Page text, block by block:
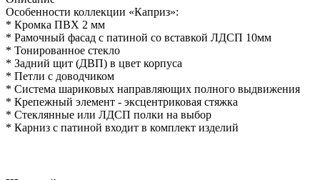
Особенности коллекции «Каприз»:
* Кромка ПВХ 2 мм
* Рамочный фасад с патиной со вставкой ЛДСП 10мм
* Тонированное стекло
* Задний щит (ДВП) в цвет корпуса
* Петли с доводчиком
* Система шариковых направляющих полного выдвижения
* Крепежный элемент - эксцентриковая стяжка
* Стеклянные или ЛДСП полки на выбор
* Карниз с патиной входит в комплект изделий